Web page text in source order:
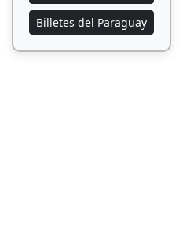
Billetes del Paraguay